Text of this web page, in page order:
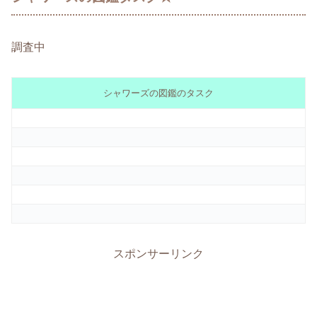
調査中
シャワーズの図鑑のタスク
スポンサーリンク